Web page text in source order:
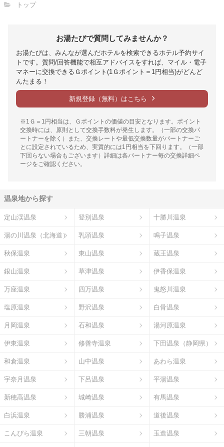
トップ
お湯たびで質問してみませんか？
お湯たびは、みんなが選んだホテルを検索できるホテル予約サイ
トです。質問/回答機能で相互アドバイスをすれば、マイル・電子
マネーに交換できるＧポイント(1Ｇポイント＝1円相当)がどんど
んたまる！
新規登録（無料）はこちら
※1Ｇ＝1円相当は、Ｇポイントの価値の目安となります。ポイント
交換時には、原則として交換手数料が発生します。（一部の交換パ
ートナーを除く）また、交換レートや最低交換数量がパートナーご
とに設定されているため、実質的には1円相当を下回ります。（一部
下回らない場合もございます）詳細は各パートナー毎の交換詳細ペ
ージをご確認ください。
温泉地から探す
定山渓温泉 登別温泉 十勝川温泉
湯の川温泉（北海道） 乳頭温泉 鳴子温泉
秋保温泉 東山温泉 蔵王温泉
銀山温泉 草津温泉 伊香保温泉
万座温泉 四万温泉 鬼怒川温泉
塩原温泉 野沢温泉 白骨温泉
月岡温泉 石和温泉 湯河原温泉
伊東温泉 修善寺温泉 下田温泉（静岡県）
和倉温泉 山中温泉 あわら温泉
宇奈月温泉 下呂温泉 平湯温泉
新穂高温泉 城崎温泉 有馬温泉
白浜温泉 勝浦温泉 道後温泉
こんぴら温泉 三朝温泉 玉造温泉